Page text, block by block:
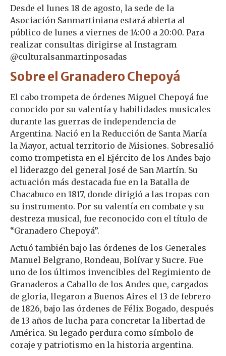
Desde el lunes 18 de agosto, la sede de la
Asociación Sanmartiniana estará abierta al
público de lunes a viernes de 14:00 a 20:00. Para
realizar consultas dirigirse al Instagram
@culturalsanmartinposadas
Sobre el Granadero Chepoyá
El cabo trompeta de órdenes Miguel Chepoyá fue
conocido por su valentía y habilidades musicales
durante las guerras de independencia de
Argentina. Nació en la Reducción de Santa María
la Mayor, actual territorio de Misiones. Sobresalió
como trompetista en el Ejército de los Andes bajo
el liderazgo del general José de San Martín. Su
actuación más destacada fue en la Batalla de
Chacabuco en 1817, donde dirigió a las tropas con
su instrumento. Por su valentía en combate y su
destreza musical, fue reconocido con el título de
“Granadero Chepoyá”.
Actuó también bajo las órdenes de los Generales
Manuel Belgrano, Rondeau, Bolívar y Sucre. Fue
uno de los últimos invencibles del Regimiento de
Granaderos a Caballo de los Andes que, cargados
de gloria, llegaron a Buenos Aires el 13 de febrero
de 1826, bajo las órdenes de Félix Bogado, después
de 13 años de lucha para concretar la libertad de
América. Su legado perdura como símbolo de
coraje y patriotismo en la historia argentina.